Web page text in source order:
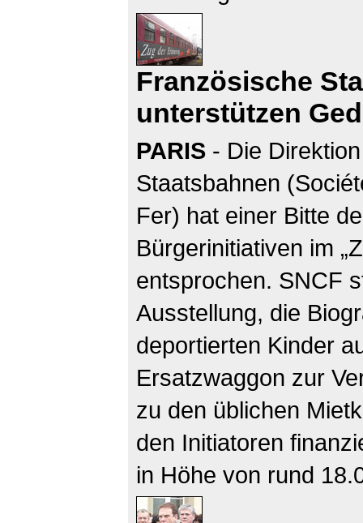
Französische
unterstützen
PARIS - Die
Staatsbahnen
Fer) hat einer Bitte
Bürgerinitiativen im
entsprochen. SNCF
Ausstellung, die
deportierten Kinder
Ersatzwaggon zur
zu den üblichen
den Initiatoren
in Höhe von rund